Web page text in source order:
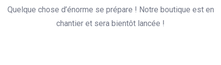
Quelque chose d’énorme se prépare ! Notre boutique est en
chantier et sera bientôt lancée !